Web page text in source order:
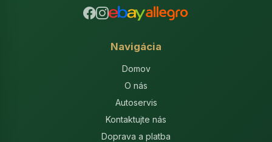
Navigácia
Domov
O nás
Autoservis
Kontaktujte nás
Doprava a platba